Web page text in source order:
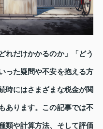
れだけかかるのか」「どう
った疑問や不安を抱える方
時にはさまざまな税金が関
あります。この記事では不
類や計算方法、そして評価